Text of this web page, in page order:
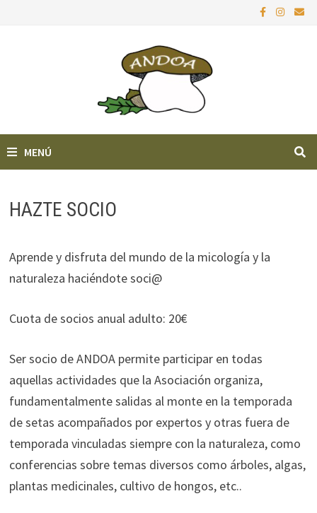
MENÚ
HAZTE SOCIO
Aprende y disfruta del mundo de la micología y la
naturaleza haciéndote soci@
Cuota de socios anual adulto: 20€
Ser socio de ANDOA permite participar en todas
aquellas actividades que la Asociación organiza,
fundamentalmente salidas al monte en la temporada
de setas acompañados por expertos y otras fuera de
temporada vinculadas siempre con la naturaleza, como
conferencias sobre temas diversos como árboles, algas,
plantas medicinales, cultivo de hongos, etc..